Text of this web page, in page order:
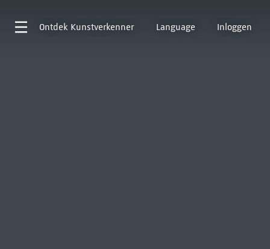
Ontdek Kunstverkenner Language Inloggen